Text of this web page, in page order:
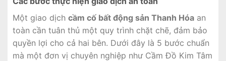
Một giao dịch cầm cố bất động sản Thanh Hóa an
toàn cần tuân thủ một quy trình chặt chẽ, đảm bảo
quyền lợi cho cả hai bên. Dưới đây là 5 bước chuẩn
mà một đơn vị chuyên nghiệp như Cầm Đồ Kim Tâm